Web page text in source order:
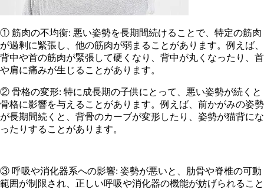
① 筋肉の不均衡: 悪い姿勢を長期間続けることで、特定の筋肉
が過剰に緊張し、他の筋肉が弱まることがあります。例えば、
背中や首の筋肉が緊張して硬くなり、背中が丸くなったり、首
や肩に痛みが生じることがあります。
② 骨格の変形: 特に成長期の子供にとって、悪い姿勢が続くと
骨格に影響を与えることがあります。例えば、前かがみの姿勢
が長期間続くと、背骨のカーブが変形したり、姿勢が猫背にな
ったりすることがあります。
③ 呼吸や消化器系への影響: 姿勢が悪いと、肋骨や脊椎の可動
範囲が制限され、正しい呼吸や消化器の機能が妨げられること